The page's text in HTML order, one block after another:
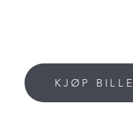
KJØP